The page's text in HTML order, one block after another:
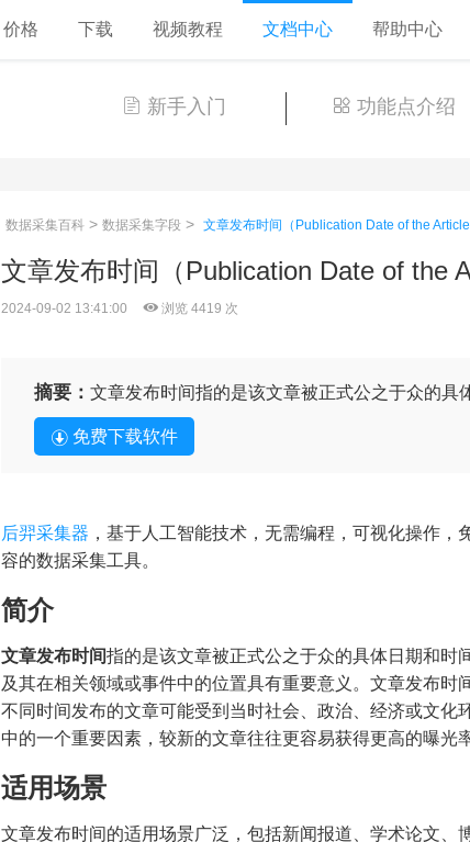
价格 下载 视频教程 文档中心 帮助中心
新手入门 功能点介绍
数据采集百科 > 数据采集字段 > 文章发布时间（Publication Date of the Article
文章发布时间（Publication Date of the
2024-09-02 13:41:00 浏览 4419 次
摘要： 文章发布时间指的是该文章被正式公之于众的具
免费下载软件
后羿采集器 ，基于人工智能技术，无需编程，可视化操作
容的数据采集工具。
简介
文章发布时间指的是该文章被正式公之于众的具体日期和时
及其在相关领域或事件中的位置具有重要意义。文章发布
不同时间发布的文章可能受到当时社会、政治、经济或文化
中的一个重要因素，较新的文章往往更容易获得更高的曝光率
适用场景
文章发布时间的适用场景广泛，包括新闻报道、学术论文